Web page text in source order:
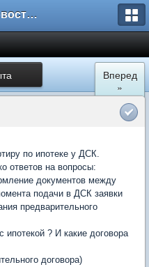
Форум Новостройки
Вперед
»
по ипотеке у ДСК.
ответов на вопросы:
документов между
подачи в ДСК заявки
предварительного
? И какие договора
договора)